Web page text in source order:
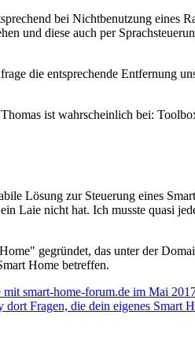
bei Nichtbenutzung
und diese auch per
die entsprechende Entfernung
ist wahrscheinlich bei:
Lösung zur Steuerung eines
Laie nicht hat. Ich musste quasi
gegründet, das unter der
Home betreffen.
mit smart-home-forum.de im Mai
Fragen, die dein eigenes Smart